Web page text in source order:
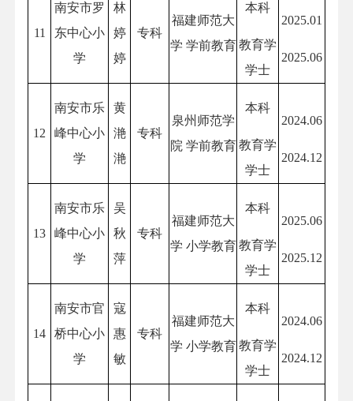
11
南安市罗
东中心小
学
林
婷
婷
专科
福建师范大
学 学前教育
本科
教育学
学士
2025.01
2025.06
12
南安市乐
峰中心小
学
黄
滟
滟
专科
泉州师范学
院 学前教育
本科
教育学
学士
2024.06
2024.12
13
南安市乐
峰中心小
学
吴
秋
萍
专科
福建师范大
学 小学教育
本科
教育学
学士
2025.06
2025.12
14
南安市官
桥中心小
学
寇
惠
敏
专科
福建师范大
学 小学教育
本科
教育学
学士
2024.06
2024.12